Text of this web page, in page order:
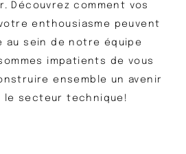
Découvrez comment vos
enthousiasme peuvent
au sein de notre équipe
impatients de vous
ensemble un avenir
le secteur technique!